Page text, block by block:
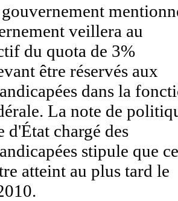
veillera au
du quota de 3%
être réservés aux
dans la
La note de
d'État chargé des
stipule que ce
atteint au plus tard le